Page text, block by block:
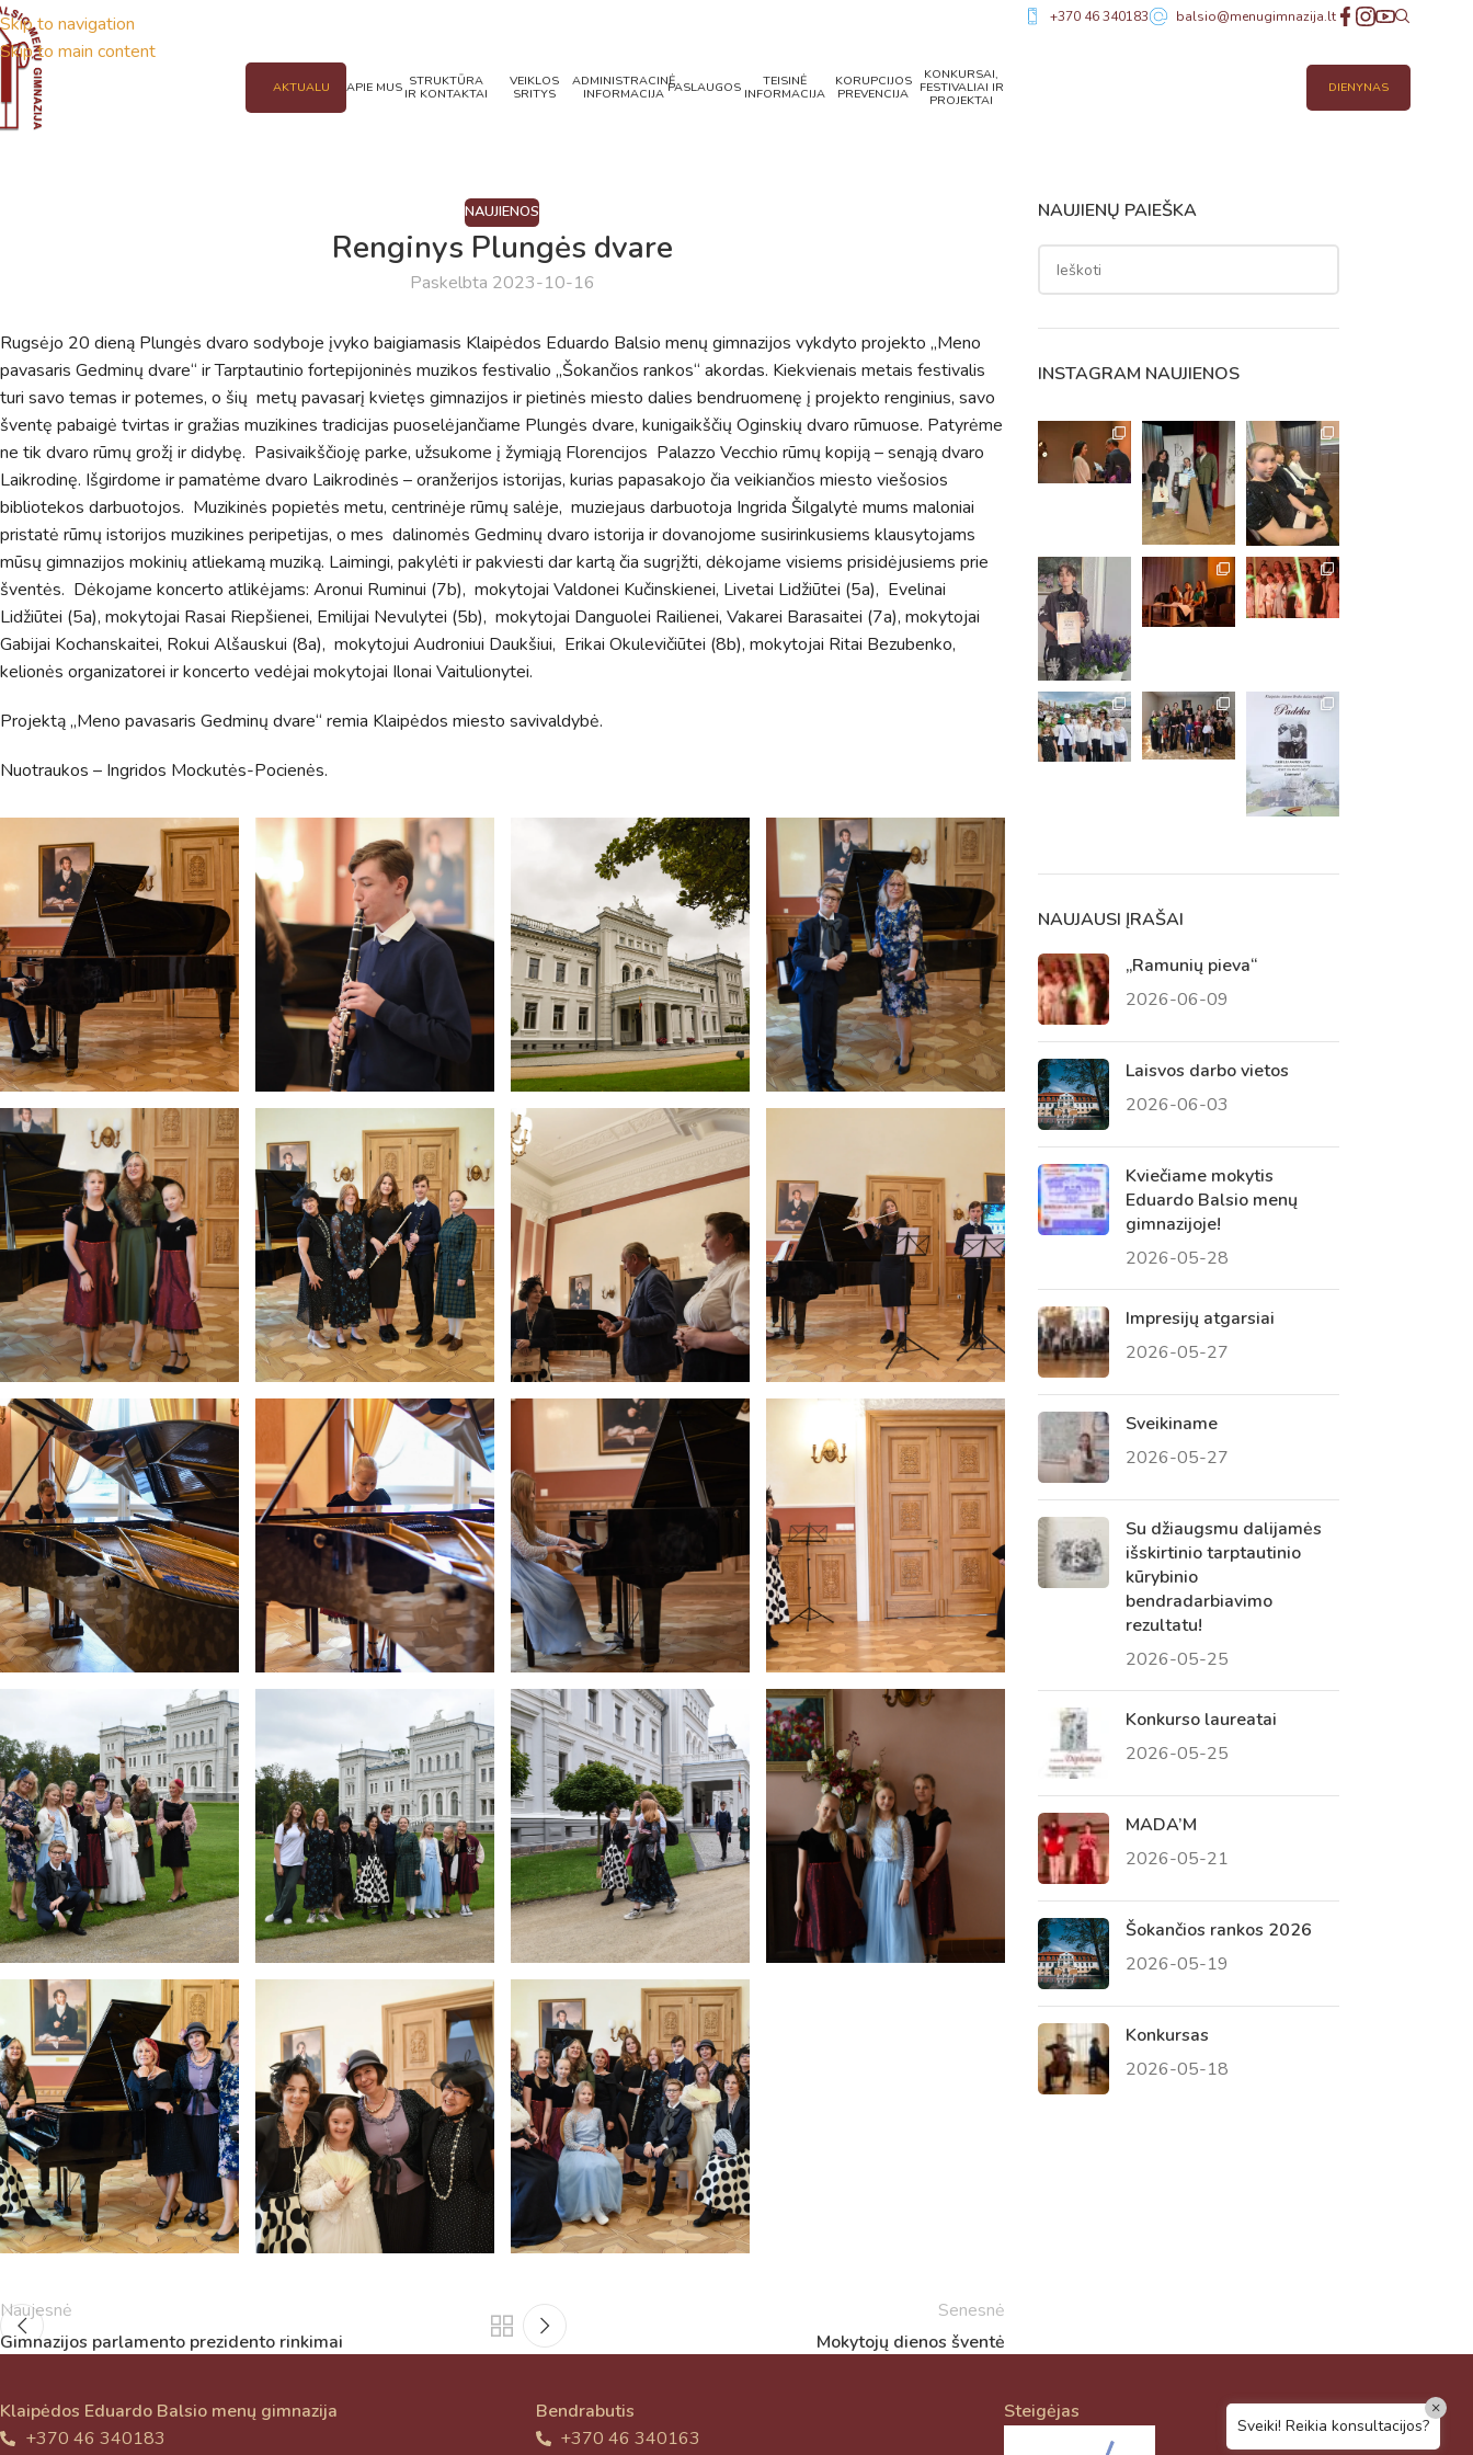
Skip to navigation
Skip to main content
+370 46 340183 balsio@menugimnazija.lt
AKTUALU
Pamokų laikas
Pamoka Pradžia Pabaiga
8:00
8:45
2
8:55
9:40
3
9:50
10:35
10:50
11:35
11:55
12:40
6
13:00
13:45
14:45
9
15:50
16:35
16:45
17:30
11
17:40
18:25
12
18:35 19:20
Tvarkaraščiai
Bendrojo ugdymo pamokų tvarkaraštis 2025-2026 m. m.
Pradinių klasių pamokų tvarkaraštis 2025-2026 m. m.
Atostogos
2025 - 2026 mokslo metų atostogos
Netradicinio ugdymo dienos, atvirų durų dienos, tėvų susirinkimai
2025 - 2026 mokslo metų netradicinio ugdymo dienos, atvirų durų dienos, tėvų
susirinkimai
Veiklos ir renginių planas
2025 - 2026 mokslo metų veiklos ir enginių planas
APIE MUS STRUKTŪRA
IR KONTAKTAI
VEIKLOS
SRITYS
ADMINISTRACINĖ
INFORMACIJA PASLAUGOS
TEISINĖ
INFORMACIJA
KORUPCIJOS
PREVENCIJA
KONKURSAI,
FESTIVALIAI IR
PROJEKTAI
DIENYNAS
NAUJIENOS
Renginys Plungės dvare
Paskelbta 2023-10-16
Rugsėjo 20 dieną Plungės dvaro sodyboje įvyko baigiamasis Klaipėdos Eduardo Balsio menų gimnazijos vykdyto projekto „Meno
pavasaris Gedminų dvare“ ir Tarptautinio fortepijoninės muzikos festivalio „Šokančios rankos“ akordas. Kiekvienais metais festivalis
turi savo temas ir potemes, o šių metų pavasarį kvietęs gimnazijos ir pietinės miesto dalies bendruomenę į projekto renginius, savo
šventę pabaigė tvirtas ir gražias muzikines tradicijas puoselėjančiame Plungės dvare, kunigaikščių Oginskių dvaro rūmuose. Patyrėme
ne tik dvaro rūmų grožį ir didybę. Pasivaikščioję parke, užsukome į žymiąją Florencijos Palazzo Vecchio rūmų kopiją – senąją dvaro
Laikrodinę. Išgirdome ir pamatėme dvaro Laikrodinės – oranžerijos istorijas, kurias papasakojo čia veikiančios miesto viešosios
bibliotekos darbuotojos. Muzikinės popietės metu, centrinėje rūmų salėje, muziejaus darbuotoja Ingrida Šilgalytė mums maloniai
pristatė rūmų istorijos muzikines peripetijas, o mes dalinomės Gedminų dvaro istorija ir dovanojome susirinkusiems klausytojams
mūsų gimnazijos mokinių atliekamą muziką. Laimingi, pakylėti ir pakviesti dar kartą čia sugrįžti, dėkojame visiems prisidėjusiems prie
šventės. Dėkojame koncerto atlikėjams: Aronui Ruminui (7b), mokytojai Valdonei Kučinskienei, Livetai Lidžiūtei (5a), Evelinai
Lidžiūtei (5a), mokytojai Rasai Riepšienei, Emilijai Nevulytei (5b), mokytojai Danguolei Railienei, Vakarei Barasaitei (7a), mokytojai
Gabijai Kochanskaitei, Rokui Alšauskui (8a), mokytojui Audroniui Daukšiui, Erikai Okulevičiūtei (8b), mokytojai Ritai Bezubenko,
kelionės organizatorei ir koncerto vedėjai mokytojai Ilonai Vaitulionytei.
Projektą „Meno pavasaris Gedminų dvare“ remia Klaipėdos miesto savivaldybė.
Nuotraukos – Ingridos Mockutės-Pocienės.
Naujesnė
Gimnazijos parlamento prezidento rinkimai
Senesnė
Mokytojų dienos šventė
NAUJIENŲ PAIEŠKA
INSTAGRAM NAUJIENOS
NAUJAUSI ĮRAŠAI
„Ramunių pieva“
2026-06-09
Laisvos darbo vietos
2026-06-03
Kviečiame mokytis
Eduardo Balsio menų
gimnazijoje!
2026-05-28
Impresijų atgarsiai
2026-05-27
Sveikiname
2026-05-27
Su džiaugsmu dalijamės
išskirtinio tarptautinio
kūrybinio
bendradarbiavimo
rezultatu!
2026-05-25
Konkurso laureatai
2026-05-25
MADA’M
2026-05-21
Šokančios rankos 2026
2026-05-19
Konkursas
2026-05-18
Klaipėdos Eduardo Balsio menų gimnazija
+370 46 340183
Bendrabutis
+370 46 340163
Steigėjas
Virtualus asistentas
Sveiki! Reikia konsultacijos?
×